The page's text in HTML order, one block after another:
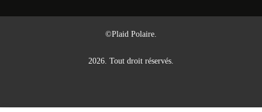
©Plaid Polaire.
2026. Tout droit réservés.